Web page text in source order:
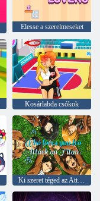
Elesse a szerelmeseket
Kosárlabda csókok
Ki szeret téged az Attack on Titanból?